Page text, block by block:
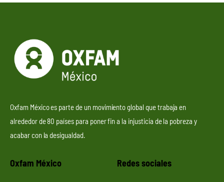
Oxfam México es parte de un movimiento global que trabaja en
alrededor de 80 países para poner fin a la injusticia de la pobreza y
acabar con la desigualdad.
Oxfam México Redes sociales